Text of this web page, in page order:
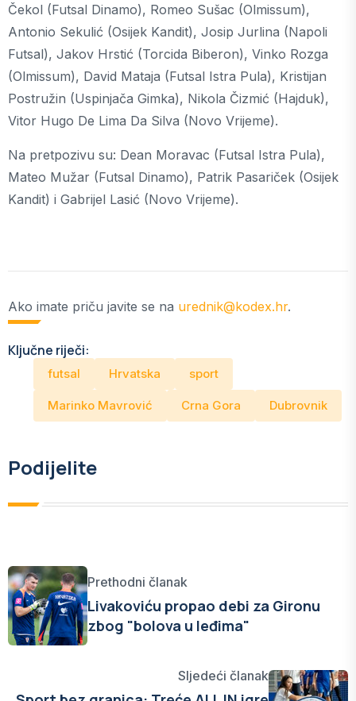
Čekol (Futsal Dinamo), Romeo Sušac (Olmissum),
Antonio Sekulić (Osijek Kandit), Josip Jurlina (Napoli
Futsal), Jakov Hrstić (Torcida Biberon), Vinko Rozga
(Olmissum), David Mataja (Futsal Istra Pula), Kristijan
Postružin (Uspinjača Gimka), Nikola Čizmić (Hajduk),
Vitor Hugo De Lima Da Silva (Novo Vrijeme).
Na pretpozivu su: Dean Moravac (Futsal Istra Pula),
Mateo Mužar (Futsal Dinamo), Patrik Pasariček (Osijek
Kandit) i Gabrijel Lasić (Novo Vrijeme).
Ako imate priču javite se na urednik@kodex.hr.
Ključne riječi:
futsal Hrvatska sport
Marinko Mavrović Crna Gora Dubrovnik
Podijelite
Prethodni članak
Livakoviću propao debi za Gironu
zbog "bolova u leđima"
Sljedeći članak